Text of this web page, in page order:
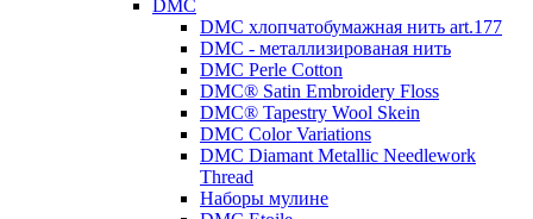
DMC
DMC хлопчатобумажная нить art.177
DMC - металлизированая нить
DMC Perle Cotton
DMC® Satin Embroidery Floss
DMC® Tapestry Wool Skein
DMC Color Variations
DMC Diamant Metallic Needlework
Thread
Наборы мулине